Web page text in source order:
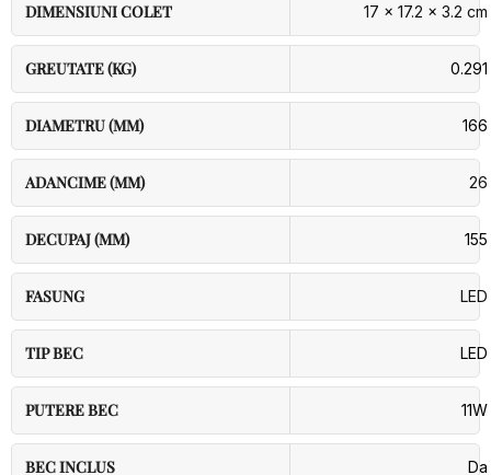
DIMENSIUNI COLET 17 × 17.2 × 3.2 cm
GREUTATE (KG) 0.291
DIAMETRU (MM) 166
ADANCIME (MM) 26
DECUPAJ (MM) 155
FASUNG LED
TIP BEC LED
PUTERE BEC 11W
BEC INCLUS Da